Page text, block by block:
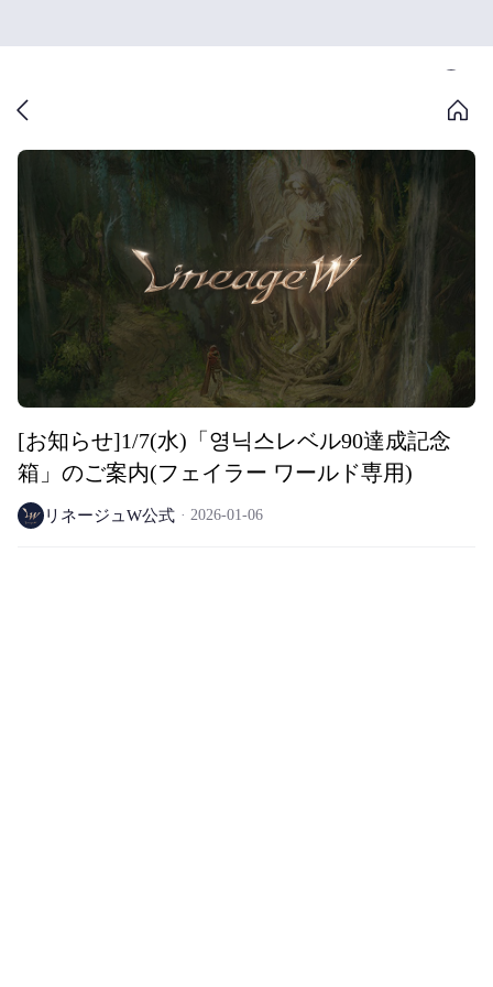
[お知らせ]1/7(水)「영닉스レベル90達成記念
箱」のご案内(フェイラー ワールド専用)
リネージュW公式 2026-01-06